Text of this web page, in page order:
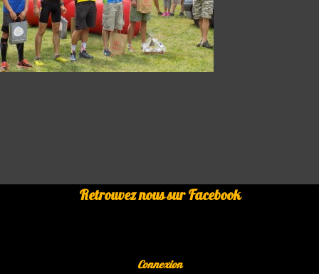
Retrouvez nous sur Facebook
Connexion